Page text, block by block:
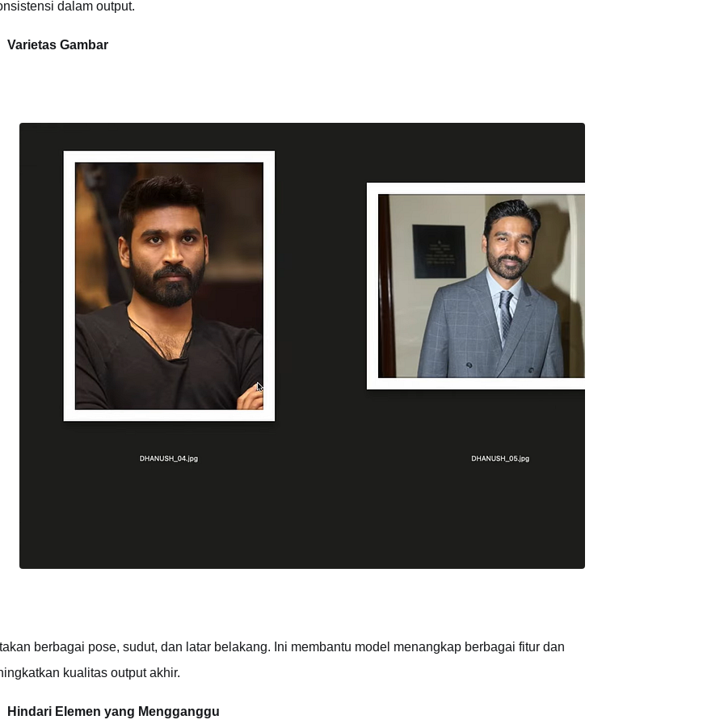
dalam output.
Varietas Gambar
berbagai pose, sudut, dan latar belakang. Ini membantu model menangkap berbagai fitur dan
kualitas output akhir.
Hindari Elemen yang Mengganggu